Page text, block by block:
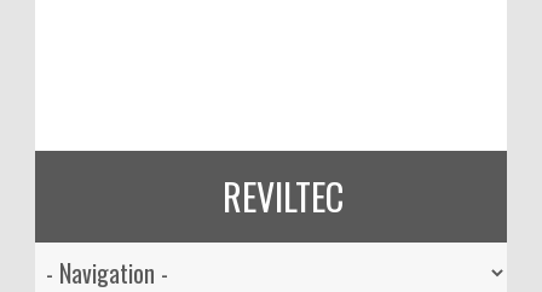
REVILTEC